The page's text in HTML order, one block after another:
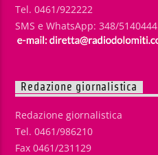
Tel. 0461/922222
SMS e WhatsApp: 348/5140444
Redazione giornalistica
Redazione giornalistica
Tel. 0461/986210
Fax 0461/231129